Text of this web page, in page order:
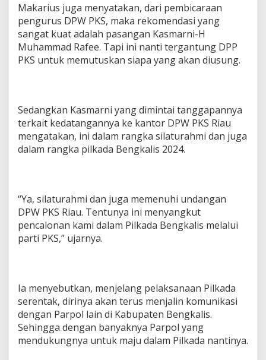
Makarius juga menyatakan, dari pembicaraan
pengurus DPW PKS, maka rekomendasi yang
sangat kuat adalah pasangan Kasmarni-H
Muhammad Rafee. Tapi ini nanti tergantung DPP
PKS untuk memutuskan siapa yang akan diusung.
Sedangkan Kasmarni yang dimintai tanggapannya
terkait kedatangannya ke kantor DPW PKS Riau
mengatakan, ini dalam rangka silaturahmi dan juga
dalam rangka pilkada Bengkalis 2024.
“Ya, silaturahmi dan juga memenuhi undangan
DPW PKS Riau. Tentunya ini menyangkut
pencalonan kami dalam Pilkada Bengkalis melalui
parti PKS,” ujarnya.
Ia menyebutkan, menjelang pelaksanaan Pilkada
serentak, dirinya akan terus menjalin komunikasi
dengan Parpol lain di Kabupaten Bengkalis.
Sehingga dengan banyaknya Parpol yang
mendukungnya untuk maju dalam Pilkada nantinya.